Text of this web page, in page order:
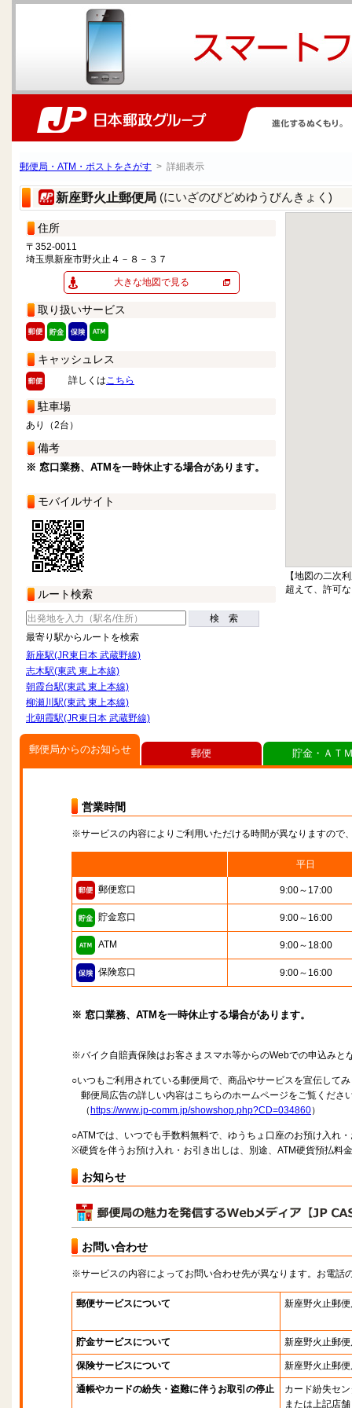
郵便局・ATM・ポストをさがす > 詳細表示
新座野火止郵便局 (にいざのびどめゆうびんきょく)
住所
〒352-0011
埼玉県新座市野火止４－８－３７
大きな地図で見る
取り扱いサービス
キャッシュレス
詳しくはこちら
駐車場
あり（2台）
備考
※ 窓口業務、ATMを一時休止する場合があります。
モバイルサイト
ルート検索
検 索
最寄り駅からルートを検索
新座駅(JR東日本 武蔵野線)
志木駅(東武 東上本線)
朝霞台駅(東武 東上本線)
柳瀬川駅(東武 東上本線)
北朝霞駅(JR東日本 武蔵野線)
【地図の二次
超えて、許可
郵便局からのお知らせ
営業時間
※サービスの内容によりご利用いただける時間が異なりますので
平日
郵便窓口 9:00～17:00
貯金窓口 9:00～16:00
ATM 9:00～18:00
保険窓口 9:00～16:00
※ 窓口業務、ATMを一時休止する場合があります。
※バイク自賠責保険はお客さまスマホ等からのWebでの申込みと
○いつもご利用されている郵便局で、商品やサービスを宣伝して
郵便局広告の詳しい内容はこちらのホームページをご覧くださ
（ https://www.jp-comm.jp/showshop.php?CD=034860）
○ATMでは、いつでも手数料無料で、ゆうちょ口座のお預け入れ
※硬貨を伴うお預け入れ・お引き出しは、別途、ATM硬貨預払料
お知らせ
お問い合わせ
※サービスの内容によってお問い合わせ先が異なります。お電話
郵便サービスについて 新座野火止郵
貯金サービスについて 新座野火止郵
保険サービスについて 新座野火止郵
通帳やカードの紛失・盗難に伴うお取引の停止
カード紛失セ
または上記店舗
郵便 貯金・ＡＴ